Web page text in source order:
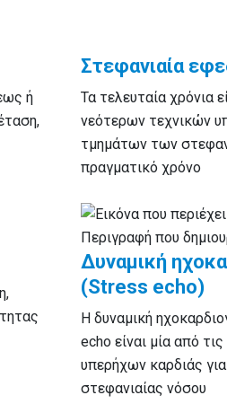
ή
Στεφανιαία
Τα τελευταία χρόνια
νεότερων τεχνικών
τμημάτων των
πραγματικό χρόνο
Δυναμική
(Stress echo)
Η δυναμική
echo είναι μία από
υπερήχων καρδιάς
στεφανιαίας νόσου